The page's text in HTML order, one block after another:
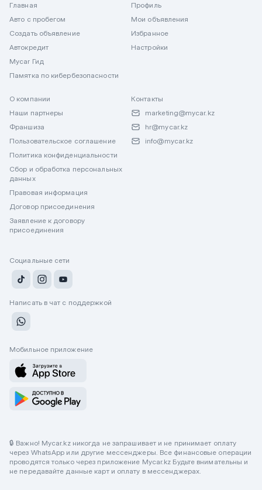
Главная
Авто с пробегом
Создать объявление
Автокредит
Mycar Гид
Памятка по кибербезопасности
Профиль
Мои объявления
Избранное
Настройки
О компании
Наши партнеры
Франшиза
Пользовательское соглашение
Политика конфиденциальности
Сбор и обработка персональных
данных
Правовая информация
Договор присоединения
Заявление к договору
присоединения
Контакты
marketing@mycar.kz
hr@mycar.kz
info@mycar.kz
Социальные сети
Написать в чат с поддержкой
Мобильное приложение
🔒 Важно! Mycar.kz никогда не запрашивает и не принимает оплату
через WhatsApp или другие мессенджеры. Все финансовые операции
проводятся только через приложение Mycar.kz Будьте внимательны и
не передавайте данные карт и оплату в мессенджерах.